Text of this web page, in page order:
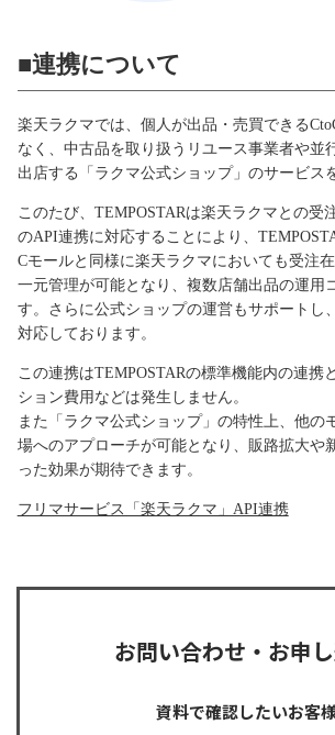
■連携について
楽天ラクマでは、個人が出品・売買できる
なく、中古品を取り扱うリユース事業者や並
出店する「ラクマ公式ショップ」のサービス
このたび、TEMPOSTARは楽天ラクマとの受
のAPI連携に対応することにより、
Cモールと同様に楽天ラクマにおいても受注
一元管理が可能となり、複数店舗出品の運用
す。さらに公式ショップの運営もサポートし
対応しております。
この連携はTEMPOSTARの標準機能内の連携
ション費用などは発生しません。
また「ラクマ公式ショップ」の特性上、他の
場へのアプローチが可能となり、販路拡大や
った効果が期待できます。
フリマサービス「楽天ラクマ」API連携
お問い合わせ・お申
資料で確認したいお客